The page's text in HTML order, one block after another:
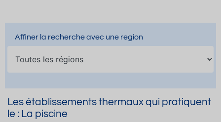
Affiner la recherche avec une region
Les établissements thermaux qui pratiquent
le : La piscine